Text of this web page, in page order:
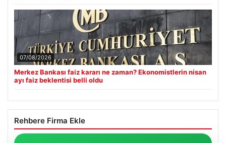
07/08/2026
Merkez Bankası faiz kararı ne zaman? Ekonomistlerin nisan
ayı faiz beklentisi belli oldu
Rehbere Firma Ekle